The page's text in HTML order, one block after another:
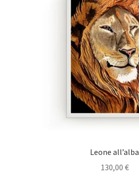
Leone all’alba
130,00 €